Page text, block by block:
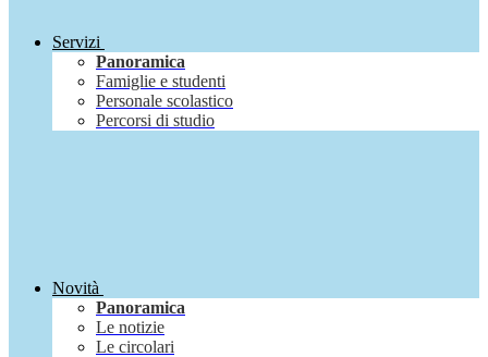
Servizi
Panoramica
Famiglie e studenti
Personale scolastico
Percorsi di studio
Novità
Panoramica
Le notizie
Le circolari